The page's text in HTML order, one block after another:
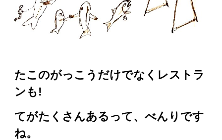
たこのがっこうだけでなくレストラ
ンも!
てがたくさんあるって、べんりです
ね。